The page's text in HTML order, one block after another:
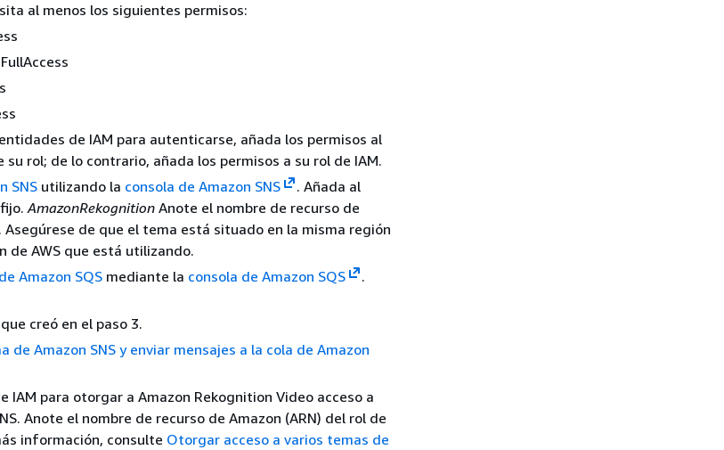
al menos los siguientes permisos:
de IAM para autenticarse, añada los permisos al
rol; de lo contrario, añada los permisos a su rol de IAM.
SNS utilizando la consola de Amazon SNS
. Añada al
AmazonRekognition Anote el nombre de recurso de
Asegúrese de que el tema está situado en la misma región
de AWS que está utilizando.
Amazon SQS mediante la consola de Amazon SQS
.
que creó en el paso 3.
de Amazon SNS y enviar mensajes a la cola de Amazon
IAM para otorgar a Amazon Rekognition Video acceso a
Anote el nombre de recurso de Amazon (ARN) del rol de
información, consulte Otorgar acceso a varios temas de